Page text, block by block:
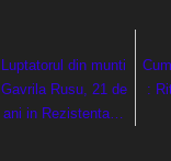
Luptatorul din munti
Gavrila Rusu, 21 de
ani in Rezistenta…
: